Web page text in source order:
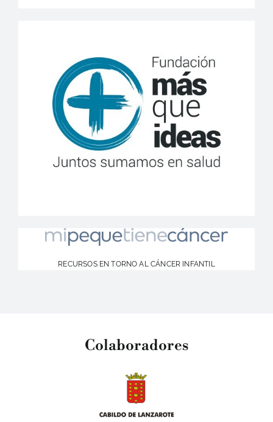
RECURSOS EN TORNO AL CÁNCER INFANTIL
Colaboradores